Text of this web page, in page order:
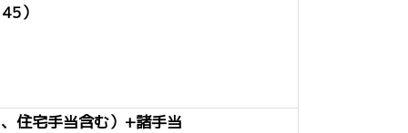
）
住宅手当含む）+諸手当